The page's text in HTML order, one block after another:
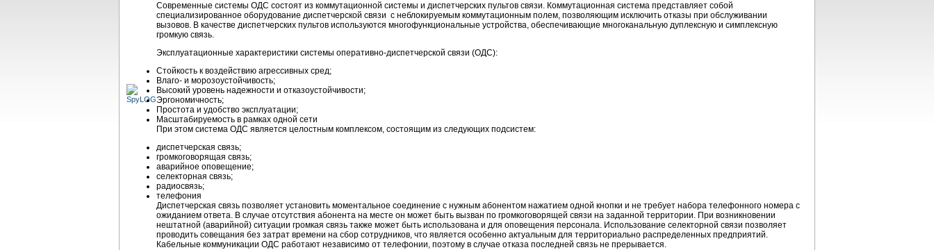
Современные системы ОДС состоят из коммутационной системы и диспетчерских пультов связи. Коммутационная система представляет собой
специализированное оборудование диспетчерской связи с неблокируемым коммутационным полем, позволяющим исключить отказы при обслуживании
вызовов. В качестве диспетчерских пультов используются многофункциональные устройства, обеспечивающие многоканальную дуплексную и симплексную
громкую связь.
Эксплуатационные характеристики системы оперативно-диспетчерской связи (ОДС):
Стойкость к воздействию агрессивных сред;
Влаго- и морозоустойчивость;
Высокий уровень надежности и отказоустойчивости;
Эргономичность;
Простота и удобство эксплуатации;
Масштабируемость в рамках одной сети
При этом система ОДС является целостным комплексом, состоящим из следующих подсистем:
диспетчерская связь;
громкоговорящая связь;
аварийное оповещение;
селекторная связь;
радиосвязь;
телефония
Диспетчерская связь позволяет установить моментальное соединение с нужным абонентом нажатием одной кнопки и не требует набора телефонного номера с
ожиданием ответа. В случае отсутствия абонента на месте он может быть вызван по громкоговорящей связи на заданной территории. При возникновении
нештатной (аварийной) ситуации громкая связь также может быть использована и для оповещения персонала. Использование селекторной связи позволяет
проводить совещания без затрат времени на сбор сотрудников, что является особенно актуальным для территориально распределенных предприятий.
Кабельные коммуникации ОДС работают независимо от телефонии, поэтому в случае отказа последней связь не прерывается.